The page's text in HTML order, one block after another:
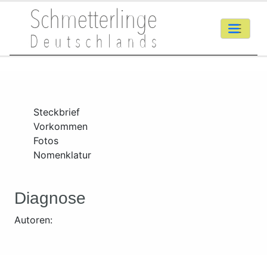
Steckbrief
Vorkommen
Fotos
Nomenklatur
Diagnose
Autoren: